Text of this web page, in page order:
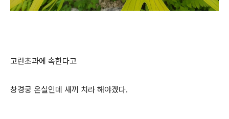
고란초과에 속한다고
창경궁 온실인데 새끼 치라 해야겠다.